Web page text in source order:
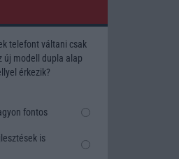
telefont váltani csak
új modell dupla alap
érkezik?
fontos
is